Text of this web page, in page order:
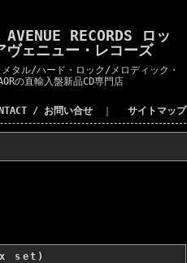
AVENUE RECORDS ロッ
ヴェニュー・レコーズ
タル/ハード・ロック/メロディック・
の直輸入盤新品CD専門店
/ お問い合せ サイトマップ
set)